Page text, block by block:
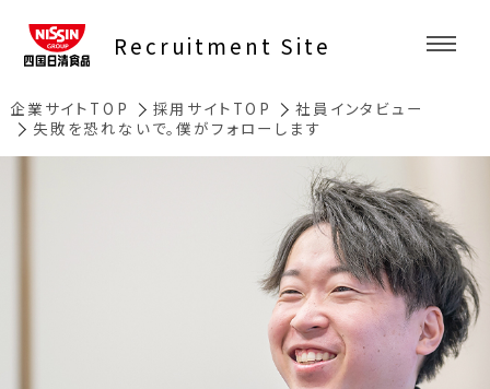
Recruitment Site
企業サイトTOP 採用サイトTOP
社員インタビュー
失敗を恐れないで。僕がフォローします